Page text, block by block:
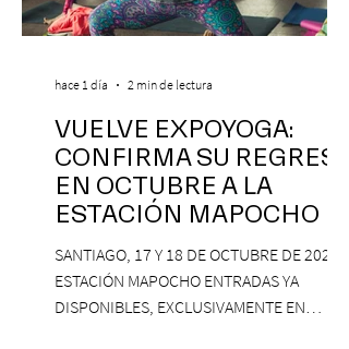
VUELVE EXPOYOGA:
CONFIRMA SU REGRESO
EN OCTUBRE A LA
ESTACIÓN MAPOCHO
SANTIAGO, 17 Y 18 DE OCTUBRE DE 2026,
ESTACIÓN MAPOCHO ENTRADAS YA
DISPONIBLES, EXCLUSIVAMENTE EN
hace 1 día 2 min de lectura